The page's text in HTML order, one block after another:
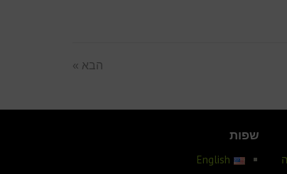
הבא »
שפות
English